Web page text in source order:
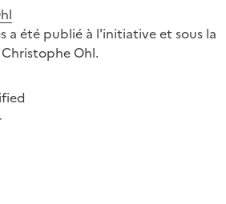
a été publié à l'initiative et sous la
Ohl.